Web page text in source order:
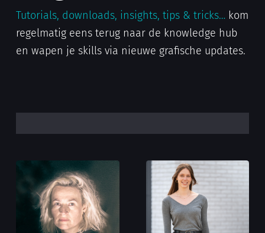
Tutorials, downloads, insights, tips & tricks… kom
regelmatig eens terug naar de knowledge hub
en wapen je skills via nieuwe grafische updates.